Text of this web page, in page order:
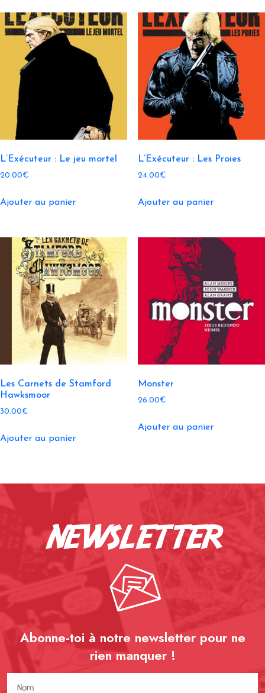
L’Exécuteur : Le jeu mortel
20.00€
Ajouter au panier
L’Exécuteur : Les Proies
24.00€
Ajouter au panier
Les Carnets de Stamford
Hawksmoor
30.00€
Ajouter au panier
Monster
26.00€
Ajouter au panier
newsletter
Abonne-toi à notre newsletter pour ne
rienmanquer !